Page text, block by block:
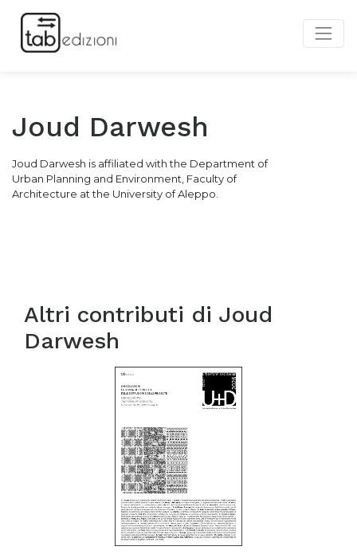
Joud Darwesh
Joud Darwesh is affiliated with the Department of
Urban Planning and Environment, Faculty of
Architecture at the University of Aleppo.
Altri contributi di Joud
Darwesh